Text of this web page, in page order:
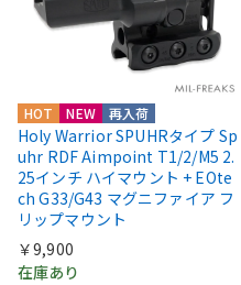
HOT NEW 再入荷
Holy Warrior SPUHRタイプ Sp
uhr RDF Aimpoint T1/2/M5 2.
25インチ ハイマウント + EOte
ch G33/G43 マグニファイア フ
リップマウント
￥9,900
在庫あり